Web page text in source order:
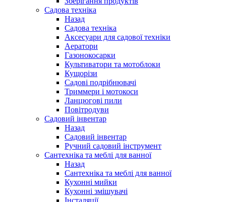
Садова техніка
Назад
Садова техніка
Аксесуари для садової техніки
Аератори
Газонокосарки
Культиватори та мотоблоки
Кущорізи
Садові подрібнювачі
Триммери і мотокоси
Ланцюгові пили
Повітродуви
Садовий інвентар
Назад
Садовий інвентар
Ручний садовий інструмент
Сантехніка та меблі для ванної
Назад
Сантехніка та меблі для ванної
Кухонні мийки
Кухонні змішувачі
Інсталяції